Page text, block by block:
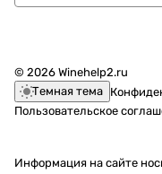
© 2026 Winehelp2.ru
Темная тема
Пользовательское
Информация на сайте